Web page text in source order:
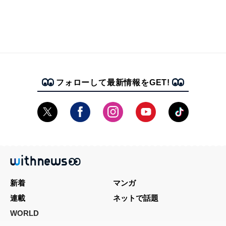
フォローして最新情報をGET!
新着
マンガ
連載
ネットで話題
WORLD